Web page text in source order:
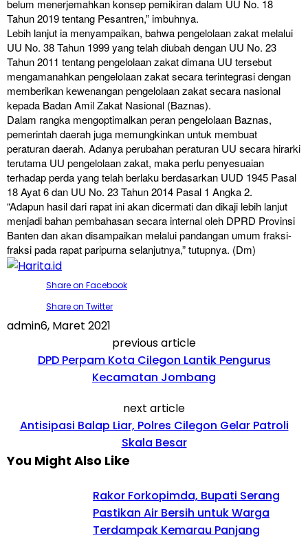
belum menerjemahkan konsep pemikiran dalam UU No. 18
Tahun 2019 tentang Pesantren,” imbuhnya.
Lebih lanjut ia menyampaikan, bahwa pengelolaan zakat melalui
UU No. 38 Tahun 1999 yang telah diubah dengan UU No. 23
Tahun 2011 tentang pengelolaan zakat dimana UU tersebut
mengamanahkan pengelolaan zakat secara terintegrasi dengan
memberikan kewenangan pengelolaan zakat secara nasional
kepada Badan Amil Zakat Nasional (Baznas).
Dalam rangka mengoptimalkan peran pengelolaan Baznas,
pemerintah daerah juga memungkinkan untuk membuat
peraturan daerah. Adanya perubahan peraturan UU secara hirarki
terutama UU pengelolaan zakat, maka perlu penyesuaian
terhadap perda yang telah berlaku berdasarkan UUD 1945 Pasal
18 Ayat 6 dan UU No. 23 Tahun 2014 Pasal 1 Angka 2.
“Adapun hasil dari rapat ini akan dicermati dan dikaji lebih lanjut
menjadi bahan pembahasan secara internal oleh DPRD Provinsi
Banten dan akan disampaikan melalui pandangan umum fraksi-
fraksi pada rapat paripurna selanjutnya,” tutupnya. (Dm)
Share on Facebook
Share on Twitter
admin6, Maret 2021
previous article
DPD Perpam Kota Cilegon Lantik Pengurus
Kecamatan Jombang
next article
Antisipasi Balap Liar, Polres Cilegon Gelar Patroli
Skala Besar
You Might Also Like
Rakor Forkopimda, Bupati Serang
Pastikan Air Bersih untuk Warga
Terdampak Kemarau Panjang